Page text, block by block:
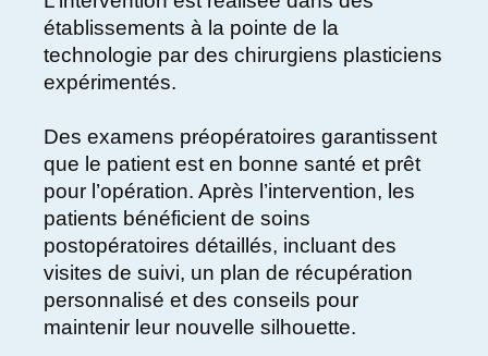
établissements à la pointe de la
technologie par des chirurgiens plasticiens
expérimentés.
Des examens préopératoires garantissent
que le patient est en bonne santé et prêt
pour l’opération. Après l’intervention, les
patients bénéficient de soins
postopératoires détaillés, incluant des
visites de suivi, un plan de récupération
personnalisé et des conseils pour
maintenir leur nouvelle silhouette.